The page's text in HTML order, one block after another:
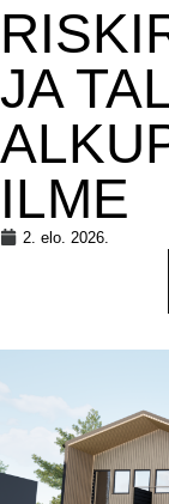
JA
ILME
2. elo. 2026.